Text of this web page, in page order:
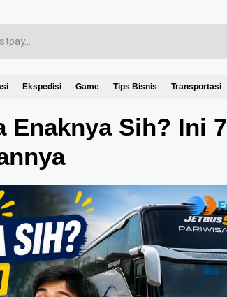
Ekspedisi Game Tips Bisnis Transportasi
Enaknya Sih? Ini 7